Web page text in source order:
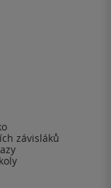
závisláků